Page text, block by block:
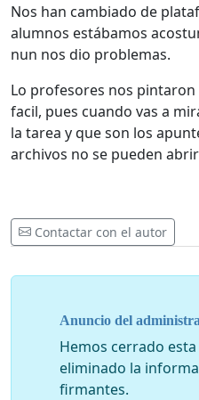
Nos han cambiado de
alumnos estábamos
nun nos dio problemas.
Lo profesores nos
facil, pues cuando vas a
la tarea y que son los
archivos no se pueden abrir
Contactar con el autor
Anuncio del
Hemos cerrado
eliminado la
firmantes.